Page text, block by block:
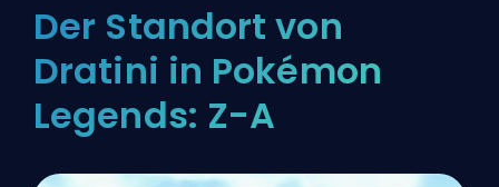
Der Standort von
Dratini in Pokémon
Legends: Z-A